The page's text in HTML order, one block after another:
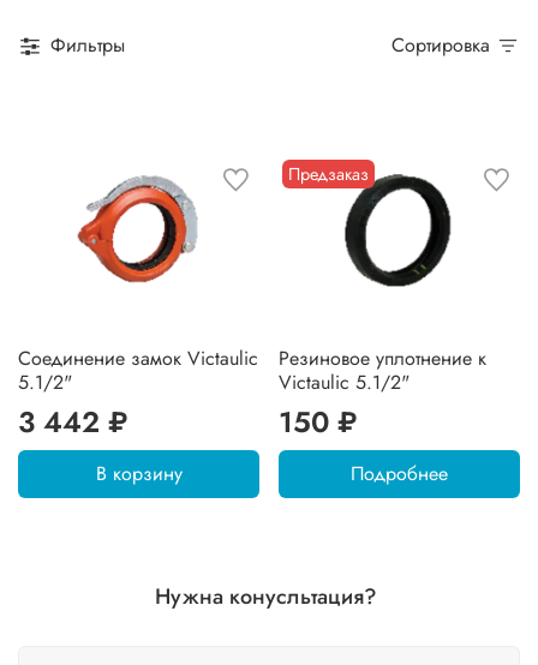
Фильтры Сортировка
Соединение замок Victaulic
5.1/2"
3 442 ₽
В корзину
Предзаказ
Резиновое уплотнение к
Victaulic 5.1/2"
150 ₽
Подробнее
Нужна конусльтация?